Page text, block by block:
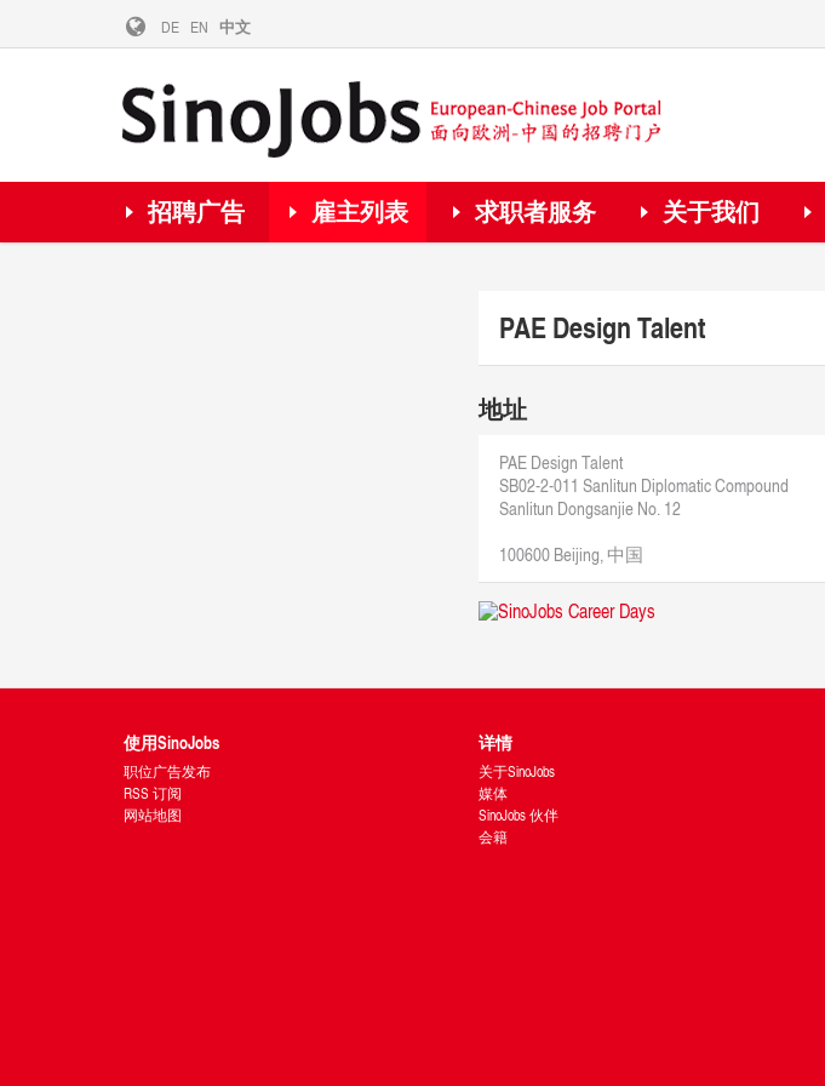
招聘广告 雇主列表 求职者服务 关于我们
DE EN 中文
PAE Design Talent
地址
PAE Design Talent
SB02-2-011 Sanlitun Diplomatic Compound
Sanlitun Dongsanjie No. 12
100600 Beijing, 中国
使用SinoJobs
职位广告发布
RSS 订阅
网站地图
详情
关于SinoJobs
媒体
SinoJobs 伙伴
会籍